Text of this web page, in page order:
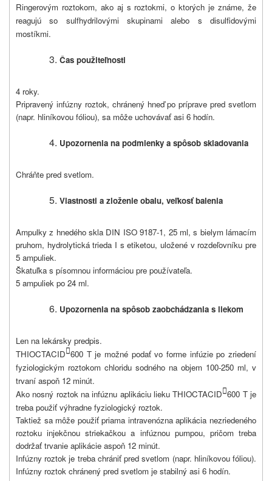
Ringerovým roztokom, ako aj s roztokmi, o ktorých je známe, že
reagujú so sulfhydrilovými skupinami alebo s disulfidovými
mostíkmi.
Čas použiteľnosti
4 roky.
Pripravený infúzny roztok, chránený hneď po príprave pred svetlom
(napr. hliníkovou fóliou), sa môže uchovávať asi 6 hodín.
Upozornenia na podmienky a spôsob skladovania
Chráňte pred svetlom.
Vlastnosti a zloženie obalu, veľkosť balenia
Ampulky z hnedého skla DIN ISO 9187-1, 25 ml, s bielym lámacím
pruhom, hydrolytická trieda I s etiketou, uložené v rozdeľovníku pre
5 ampuliek.
Škatuľka s písomnou informáciou pre používateľa.
5 ampuliek po 24 ml.
Upozornenia na spôsob zaobchádzania s liekom
Len na lekársky predpis.
THIOCTACID600 T je možné podať vo forme infúzie po zriedení
fyziologickým roztokom chloridu sodného na objem 100-250 ml, v
trvaní aspoň 12 minút.
Ako nosný roztok na infúznu aplikáciu lieku THIOCTACID600 T je
treba použiť výhradne fyziologický roztok.
Taktiež sa môže použiť priama intravenózna aplikácia nezriedeného
roztoku injekčnou striekačkou a infúznou pumpou, pričom treba
dodržať trvanie aplikácie aspoň 12 minút.
Infúzny roztok je treba chrániť pred svetlom (napr. hliníkovou fóliou).
Infúzny roztok chránený pred svetlom je stabilný asi 6 hodín.